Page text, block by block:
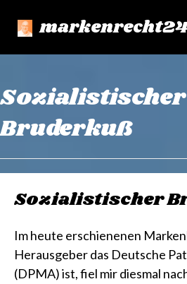
Sozialistischer
Bruderkuß
Sozialistischer
Im heute erschienenen
Herausgeber das Deutsche
(DPMA) ist, fiel mir diesmal